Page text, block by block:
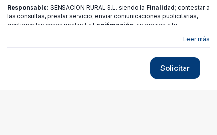
Responsable: SENSACION RURAL S.L. siendo la Finalidad; contestar a
las consultas, prestar servicio, enviar comunicaciones publicitarias,
gestionar las casas rurales La Legitimación; es gracias a tu
de Acceso,
política de privacidad
Leer más
Solicitar